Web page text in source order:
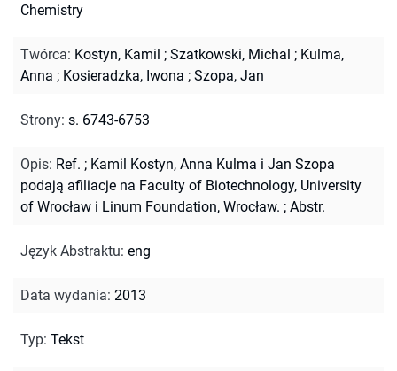
Chemistry
Twórca: Kostyn, Kamil ; Szatkowski, Michal ; Kulma,
Anna ; Kosieradzka, Iwona ; Szopa, Jan
Strony: s. 6743-6753
Opis: Ref. ; Kamil Kostyn, Anna Kulma i Jan Szopa
podają afiliacje na Faculty of Biotechnology, University
of Wrocław i Linum Foundation, Wrocław. ; Abstr.
Język Abstraktu: eng
Data wydania: 2013
Typ: Tekst